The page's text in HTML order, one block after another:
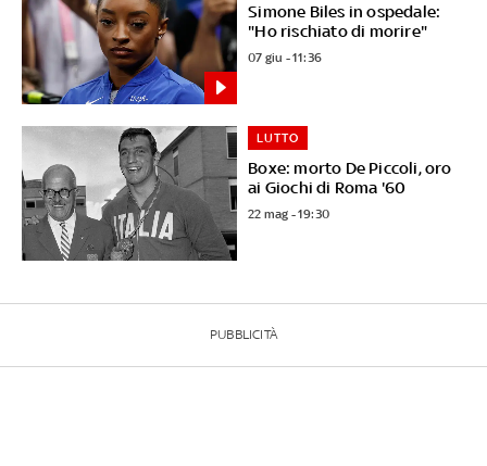
Simone Biles in ospedale:
"Ho rischiato di morire"
07 giu - 11:36
Boxe: morto De Piccoli, oro
ai Giochi di Roma '60
LUTTO
22 mag - 19:30
PUBBLICITÀ